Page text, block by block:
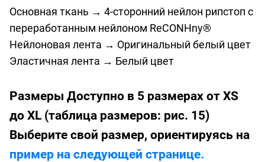
Основная ткань → 4-сторонний нейлон рипстоп с
переработанным нейлоном ReCONHny®
Нейлоновая лента → Оригинальный белый цвет
Эластичная лента → Белый цвет
Размеры Доступно в 5 размерах от XS
до XL (таблица размеров: рис. 15)
Выберите свой размер, ориентируясь на
пример на следующей странице.